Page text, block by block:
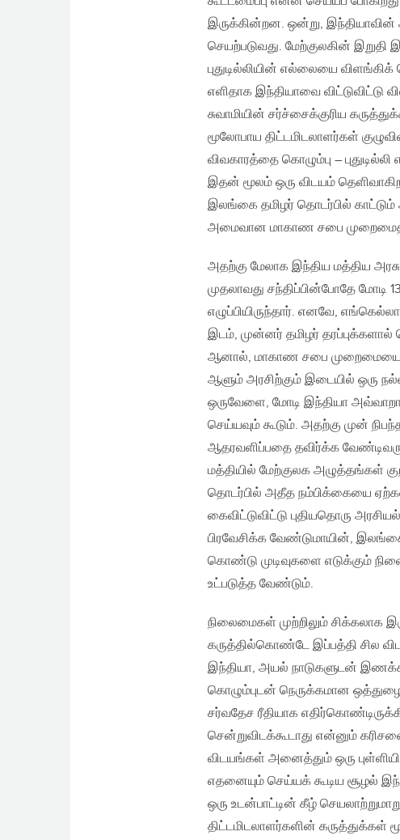
இருக்கின்றன. ஒன்று,
செயற்படுவது. மேற்குலகின்
புதுடில்லியின் எல்லையை
எளிதாக இந்தியாவை விட்டுவிட்டு
சுவாமியின் சர்ச்சைக்குரிய
மூலோபாய திட்டமிடலாளர்கள்
விவகாரத்தை கொழும்பு –
இதன் மூலம் ஒரு விடயம்
இலங்கை தமிழர் தொடர்பில்
அமைவான மாகாண சபை
அதற்கு மேலாக இந்திய மத்திய
முதலாவது சந்திப்பின்போதே மோடி
எழுப்பியிருந்தார். எனவே,
இடம், முன்னர் தமிழர்
ஆனால், மாகாண சபை முறைமையை
ஆளும் அரசிற்கும் இடையில் ஒரு நல்ல
ஒருவேளை, மோடி இந்தியா
செய்யவும் கூடும். அதற்கு முன்
ஆதரவளிப்பதை தவிர்க்க
மத்தியில் மேற்குலக அழுத்தங்கள்
தொடர்பில் அதீத நம்பிக்கையை
கைவிட்டுவிட்டு புதியதொரு
பிரவேசிக்க வேண்டுமாயின்,
கொண்டு முடிவுகளை எடுக்கும்
உட்படுத்த வேண்டும்.
நிலைமைகள் முற்றிலும் சிக்கலாக
கருத்தில்கொண்டே இப்பத்தி சில
இந்தியா, அயல் நாடுகளுடன்
கொழும்புடன் நெருக்கமான
சர்வதேச ரீதியாக
சென்றுவிடக்கூடாது என்னும்
விடயங்கள் அனைத்தும் ஒரு
எதனையும் செய்யக் கூடிய சூழல்
ஒரு உடன்பாட்டின் கீழ்
திட்டமிடலாளர்களின் கருத்துக்கள்